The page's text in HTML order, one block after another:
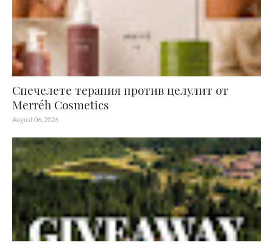
Спечелете терапия против целулит от
Merréh Cosmetics
August 06, 2026